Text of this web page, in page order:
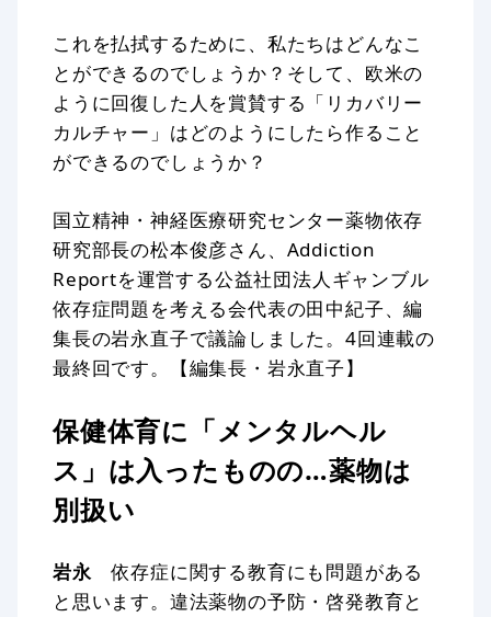
これを払拭するために、私たちはどんなこ
とができるのでしょうか？そして、欧米の
ように回復した人を賞賛する「リカバリー
カルチャー」はどのようにしたら作ること
ができるのでしょうか？
国立精神・神経医療研究センター薬物依存
研究部長の松本俊彦さん、Addiction
Reportを運営する公益社団法人ギャンブル
依存症問題を考える会代表の田中紀子、編
集長の岩永直子で議論しました。4回連載の
最終回です。【編集長・岩永直子】
保健体育に「メンタルヘル
ス」は入ったものの…薬物は
別扱い
岩永依存症に関する教育にも問題がある
と思います。違法薬物の予防・啓発教育と